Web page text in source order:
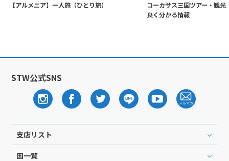
【アルメニア】一人旅（ひとり旅）
コーカサス三国ツアー・観光
良く分かる情報
STW公式SNS
支店リスト
国一覧